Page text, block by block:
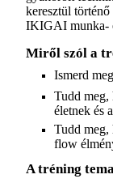
keresztül
IKIGAI munka-
Miről szól a
Ismerd
Tudd meg,
életnek és
Tudd meg,
flow
A tréning